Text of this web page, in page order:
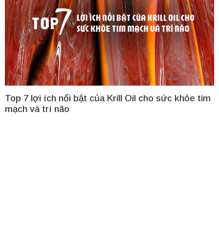
Top 7 lợi ích nổi bật của Krill Oil cho sức khỏe tim
mạch và trí não